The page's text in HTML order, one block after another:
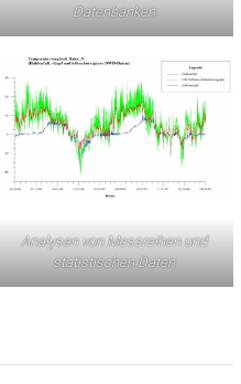
Datenbanken
Analysen von Messreihen und
statistischen Daten